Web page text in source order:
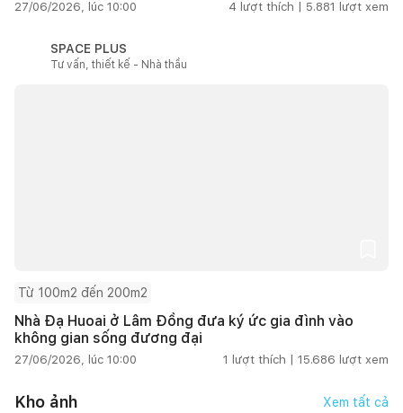
27/06/2026, lúc 10:00 4 lượt thích | 5.881 lượt xem
SPACE PLUS
Tư vấn, thiết kế - Nhà thầu
Từ 100m2 đến 200m2
Nhà Đạ Huoai ở Lâm Đồng đưa ký ức gia đình vào
không gian sống đương đại
27/06/2026, lúc 10:00 1 lượt thích | 15.686 lượt xem
Kho ảnh Xem tất cả